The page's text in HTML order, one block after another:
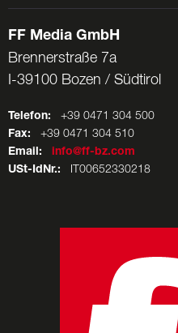
FF Media GmbH
Brennerstraße 7a
I-39100 Bozen / Südtirol
Telefon: +39 0471 304 500
Fax: +39 0471 304 510
Email:
info@ff-bz.com
USt-IdNr.: IT00652330218